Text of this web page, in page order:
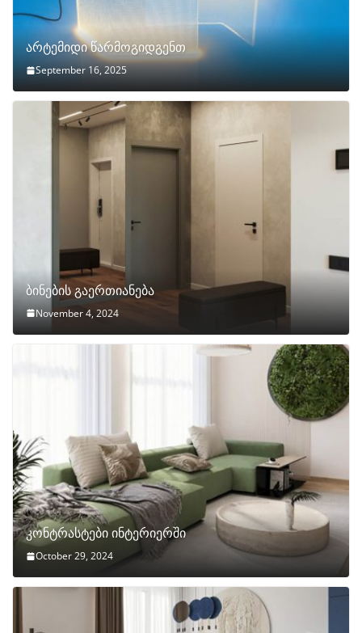
არტემიდი წარმოგიდგენთ
September 16, 2025
ბინების გაერთიანება
November 4, 2024
კონტრასტები ინტერიერში
October 29, 2024